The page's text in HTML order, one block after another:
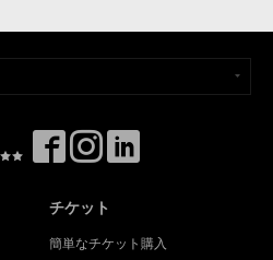
チケット
簡単なチケット購入